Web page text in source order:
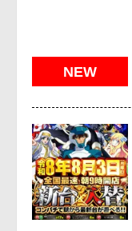
NEW